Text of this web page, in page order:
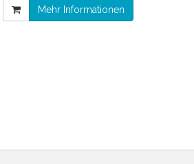
Mehr Informationen